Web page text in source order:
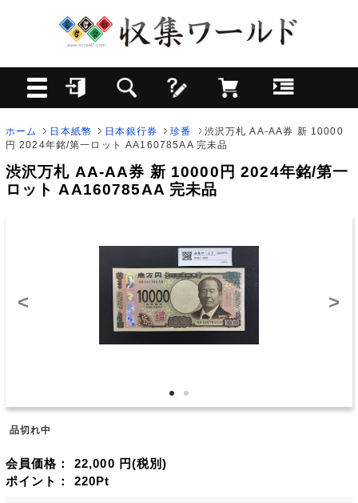
ホーム 日本紙幣 日本銀行券 珍番
渋沢万札 AA-AA券 新 10000
円 2024年銘/第一ロット AA160785AA 完未品
渋沢万札 AA-AA券 新 10000円 2024年銘/第一
ロット AA160785AA 完未品
< >
品切れ中
会員価格： 22,000 円(税別)
ポイント： 220Pt